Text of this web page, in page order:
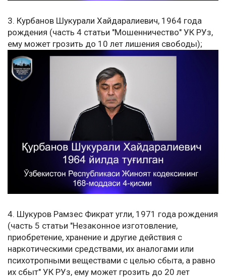
3. Курбанов Шукурали Хайдаралиевич, 1964 года
рождения (часть 4 статьи "Мошенничество" УК РУз,
ему может грозить до 10 лет лишения свободы);
4. Шукуров Рамзес Фикрат угли, 1971 года рождения
(часть 5 статьи "Незаконное изготовление,
приобретение, хранение и другие действия с
наркотическими средствами, их аналогами или
психотропными веществами с целью сбыта, а равно
их сбыт" УК РУз, ему может грозить до 20 лет